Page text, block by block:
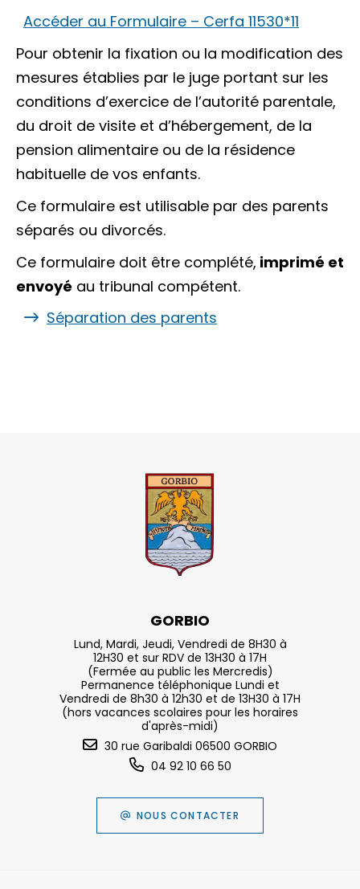
Accéder au Formulaire – Cerfa 11530*11
Pour obtenir la fixation ou la modification des
mesures établies par le juge portant sur les
conditions d’exercice de l’autorité parentale,
du droit de visite et d’hébergement, de la
pension alimentaire ou de la résidence
habituelle de vos enfants.
Ce formulaire est utilisable par des parents
séparés ou divorcés.
Ce formulaire doit être complété, imprimé et
envoyé au tribunal compétent.
Séparation des parents
GORBIO
Lund, Mardi, Jeudi, Vendredi de 8H30 à
12H30 et sur RDV de 13H30 à 17H
(Fermée au public les Mercredis)
Permanence téléphonique Lundi et
Vendredi de 8h30 à 12h30 et de 13H30 à 17H
(hors vacances scolaires pour les horaires
d'après-midi)
30 rue Garibaldi 06500 GORBIO
04 92 10 66 50
NOUS CONTACTER